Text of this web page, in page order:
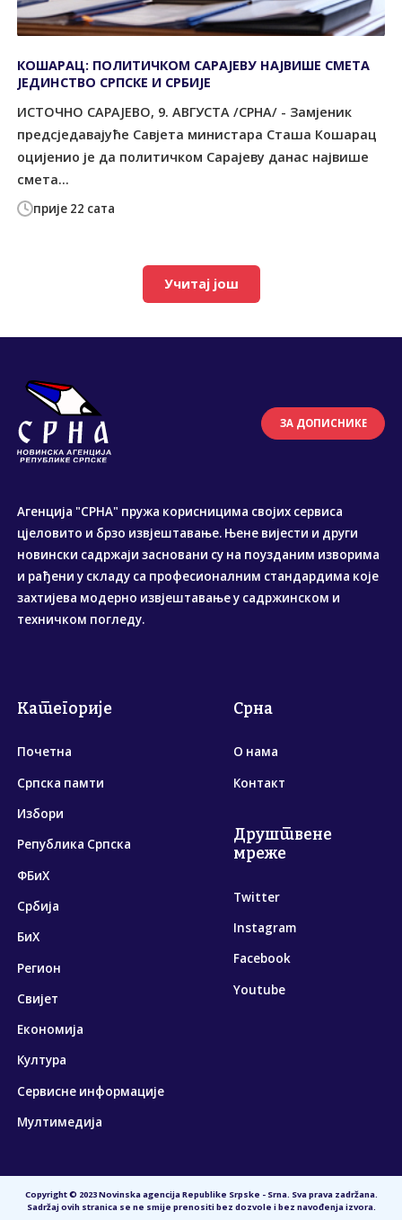
прије 22 сата
КОШАРАЦ: ПОЛИТИЧКОМ САРАЈЕВУ НАЈВИШЕ СМЕТА
ЈЕДИНСТВО СРПСКЕ И СРБИЈЕ
ИСТОЧНО САРАЈЕВО, 9. АВГУСТА /СРНА/ - Замјеник
предсједавајуће Савјета министара Сташа Кошарац
оцијенио је да политичком Сарајеву данас највише
смета...
Учитај још
ЗА ДОПИСНИКЕ
Агенција "СРНА" пружа корисницима својих сервиса
цјеловито и брзо извјештавање. Њене вијести и други
новински садржаји засновани су на поузданим изворима
и рађени у складу са професионалним стандардима које
захтијева модерно извјештавање у садржинском и
техничком погледу.
Категорије
Почетна
Српска памти
Избори
Република Српска
ФБиХ
Србија
БиХ
Регион
Свијет
Економија
Култура
Сервисне информације
Мултимедија
Срна
О нама
Контакт
Друштвене
мреже
Twitter
Instagram
Facebook
Youtube
Copyright © 2023 Novinska agencija Republike Srpske - Srna. Sva prava zadržana.
Sadržaj ovih stranica se ne smije prenositi bez dozvole i bez navođenja izvora.